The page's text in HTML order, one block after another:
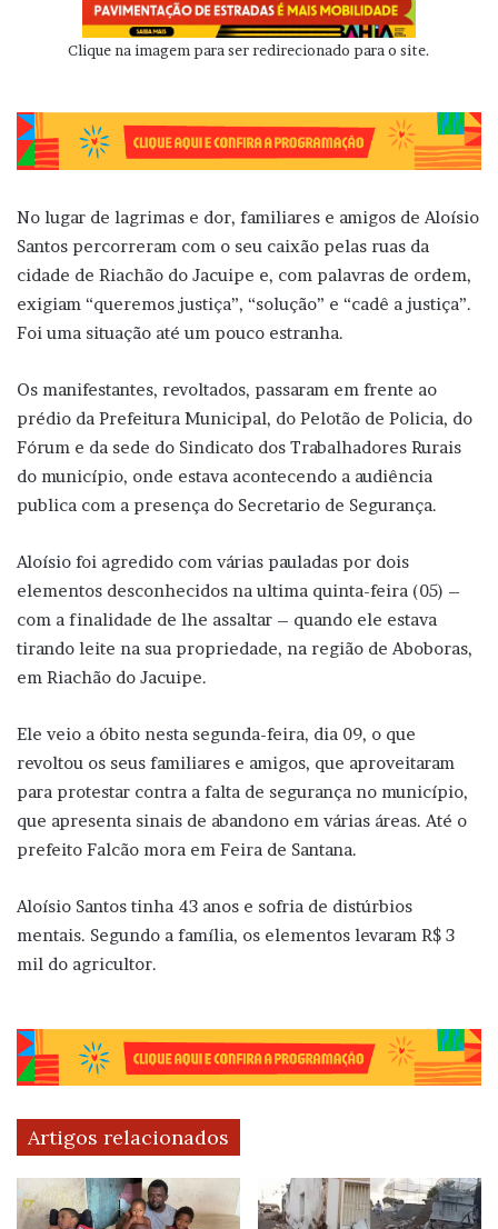
Clique na imagem para ser redirecionado para o site.
No lugar de lagrimas e dor, familiares e amigos de Aloísio
Santos percorreram com o seu caixão pelas ruas da
cidade de Riachão do Jacuipe e, com palavras de ordem,
exigiam “queremos justiça”, “solução” e “cadê a justiça”.
Foi uma situação até um pouco estranha.
Os manifestantes, revoltados, passaram em frente ao
prédio da Prefeitura Municipal, do Pelotão de Policia, do
Fórum e da sede do Sindicato dos Trabalhadores Rurais
do município, onde estava acontecendo a audiência
publica com a presença do Secretario de Segurança.
Aloísio foi agredido com várias pauladas por dois
elementos desconhecidos na ultima quinta-feira (05) –
com a finalidade de lhe assaltar – quando ele estava
tirando leite na sua propriedade, na região de Aboboras,
em Riachão do Jacuipe.
Ele veio a óbito nesta segunda-feira, dia 09, o que
revoltou os seus familiares e amigos, que aproveitaram
para protestar contra a falta de segurança no município,
que apresenta sinais de abandono em várias áreas. Até o
prefeito Falcão mora em Feira de Santana.
Aloísio Santos tinha 43 anos e sofria de distúrbios
mentais. Segundo a família, os elementos levaram R$ 3
mil do agricultor.
Artigos relacionados